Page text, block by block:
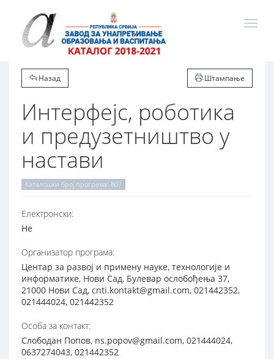
Назад Штампање
Интерфејс, роботика
и предузетништво у
настави
Каталошки број програма: 807
Електронски:
Не
Организатор програма:
Центар за развој и примену науке, технологије и
информатике, Нови Сад, Булевар ослобођења 37,
21000 Нови Сад, cnti.kontakt@gmail.com, 021442352,
021444024, 021442352
Особа за контакт:
Слободан Попов, ns.popov@gmail.com, 021444024,
0637274043, 021442352